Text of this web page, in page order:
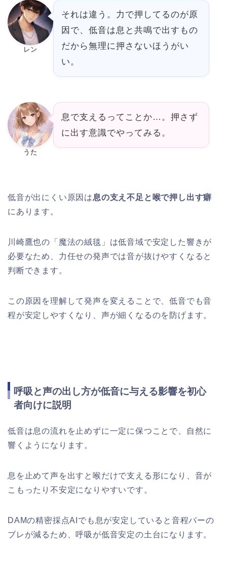
レン
それは違う。力で押してるのが原
因で、低音は息と共鳴で出すもの
だから無理に押さないほうがい
い。
うた
息で支えるってことか…。押さず
に出す意識でやってみる。
低音が出にくい原因は息の支え不足と喉で押し出す癖
にあります。
川崎鷹也の「魔法の絨毯」は低音域で安定した響きが
必要なため、力任せの発声では音が抜けやすくなると
判断できます。
この原因を理解して発声を変えることで、低音でも音
程が安定しやすくなり、声が細くなるのを防げます。
呼吸と声の出し方が低音に与える影響を初心
者向けに説明
低音は息の流れを止めずに一定に保つことで、自然に
響くようになります。
息を止めて声を出すと喉だけで支える形になり、音が
こもったり不安定になりやすいです。
DAMの精密採点AIでも息が安定していると音程バーの
ブレが減るため、呼吸が低音安定の土台になります。